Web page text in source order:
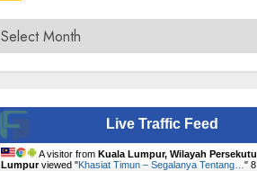
Archives
Live Traffic Feed
A visitor from Kuala Lumpur, Wilayah
Lumpurviewed "Khasiat Timun – Segalanya Tentang… "